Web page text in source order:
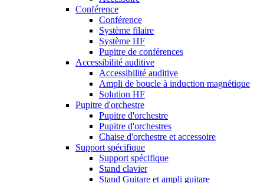
Conférence
Conférence
Système filaire
Système HF
Pupitre de conférences
Accessibilité auditive
Accessibilité auditive
Ampli de boucle à induction magnétique
Solution HF
Pupitre d'orchestre
Pupitre d'orchestre
Pupitre d'orchestres
Chaise d'orchestre et accessoire
Support spécifique
Support spécifique
Stand clavier
Stand Guitare et ampli guitare